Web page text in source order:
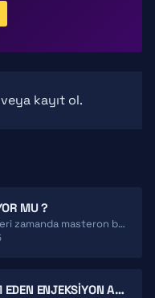
veya kayıt ol.
MU ?
bence testestorone kullanacağım ileri zamanda masteron bende normalinden fazla abartılıyor zararları nautrel olanlar siz ne düşnüüyorsunuz
3. ENJEKSIYONA RAĞMEN DEVAM EDEN ENJEKSIYON AĞRILARI